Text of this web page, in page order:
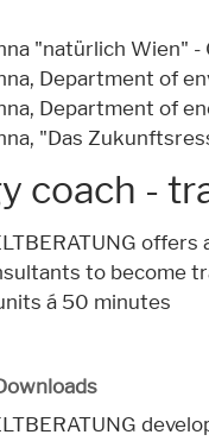
"natürlich Wien"
Department of
Department of
"Das
coach -
to become
á 50 minutes